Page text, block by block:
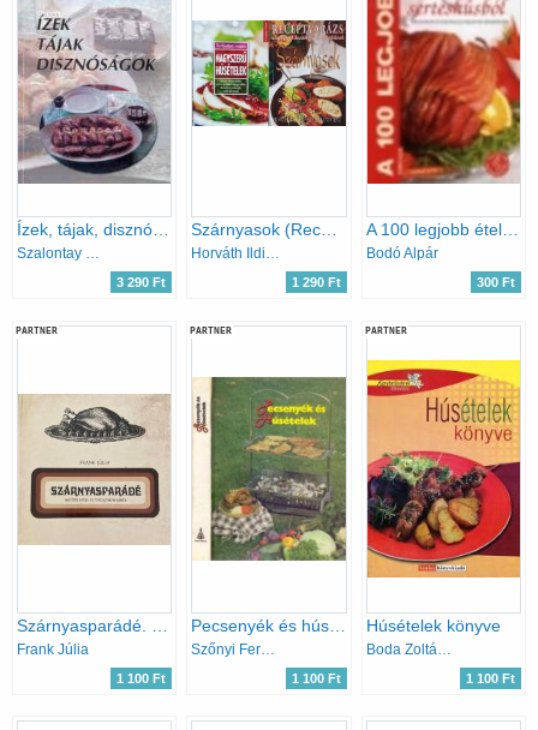
Szalontay Zoltán
3 290 Ft
Horváth Ildikó - Szabó Sándorné - Toró Elza
1 290 Ft
A 100 legjobb étel sertéshúsból
Bodó Alpár
300 Ft
PARTNER
Frank Júlia
1 100 Ft
PARTNER
1 100 Ft
PARTNER
Húsételek könyve
1 100 Ft